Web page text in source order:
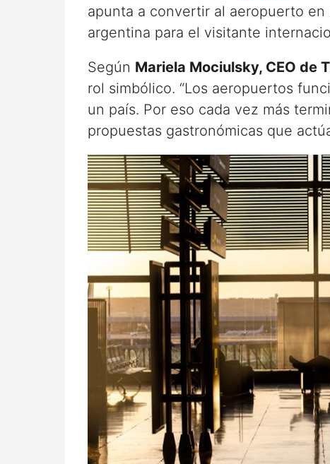
apunta a convertir al aeropuerto
argentina para el visitante
Según Mariela Mociulsky, CEO de
rol simbólico. “Los aeropuertos
un país. Por eso cada vez más
propuestas gastronómicas que